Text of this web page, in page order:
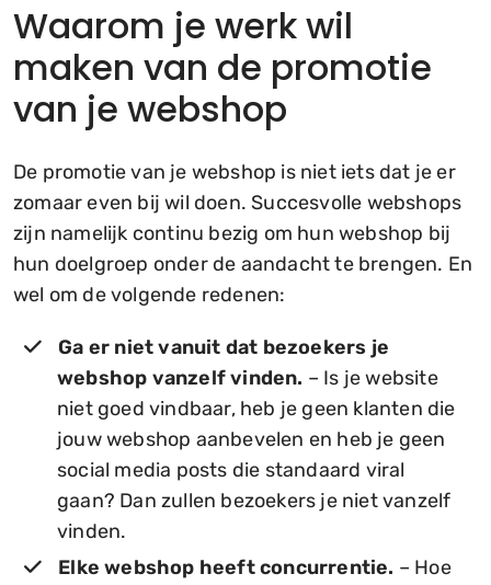
Waarom je werk wil
maken van de promotie
van je webshop
De promotie van je webshop is niet iets dat je er
zomaar even bij wil doen. Succesvolle webshops
zijn namelijk continu bezig om hun webshop bij
hun doelgroep onder de aandacht te brengen. En
wel om de volgende redenen:
Ga er niet vanuit dat bezoekers je
webshop vanzelf vinden. – Is je website
niet goed vindbaar, heb je geen klanten die
jouw webshop aanbevelen en heb je geen
social media posts die standaard viral
gaan? Dan zullen bezoekers je niet vanzelf
vinden.
Elke webshop heeft concurrentie. – Hoe